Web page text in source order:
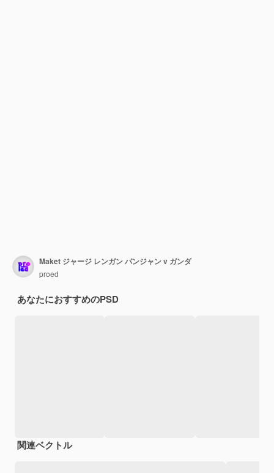
Maket ジャージ レンガン パンジャン v ガンダ
proed
あなたにおすすめのPSD
関連ベクトル